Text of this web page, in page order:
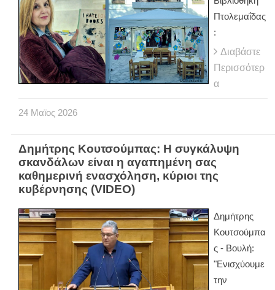
Πτολεμαΐδας
:
Διαβάστε
Περισσότερ
α
24 Μαϊος 2026
Δημήτρης Κουτσούμπας: Η συγκάλυψη
σκανδάλων είναι η αγαπημένη σας
καθημερινή ενασχόληση, κύριοι της
κυβέρνησης (VIDEO)
Δημήτρης
Κουτσούμπα
ς - Βουλή:
"Ενισχύουμε
την